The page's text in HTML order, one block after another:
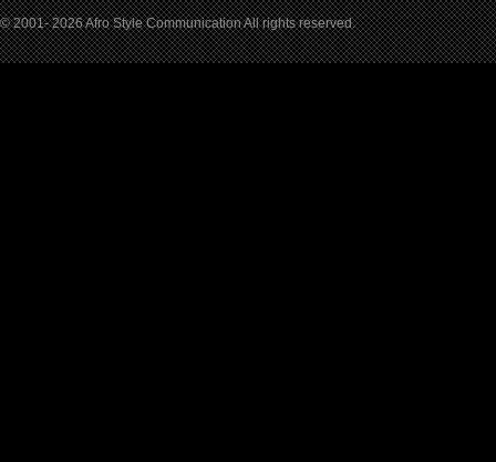
© 2001- 2026 Afro Style Communication All rights reserved.